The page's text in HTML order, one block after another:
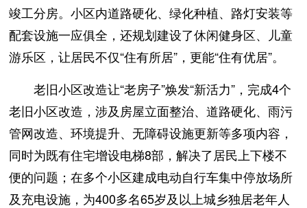
竣工分房。小区内道路硬化、绿化种植、路灯安装等
配套设施一应俱全，还规划建设了休闲健身区、儿童
游乐区，让居民不仅“住有所居”，更能“住有优居”。
老旧小区改造让“老房子”焕发“新活力”，完成4个
老旧小区改造，涉及房屋立面整治、道路硬化、雨污
管网改造、环境提升、无障碍设施更新等多项内容，
同时为既有住宅增设电梯8部，解决了居民上下楼不
便的问题；在多个小区建成电动自行车集中停放场所
及充电设施，为400多名65岁及以上城乡独居老年人